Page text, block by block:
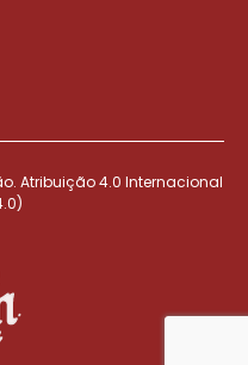
Atribuição 4.0 Internacional